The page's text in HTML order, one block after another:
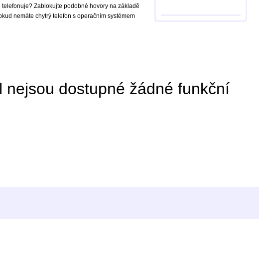
Zablokujte podobné hovory na základě
nemáte chytrý telefon s operačním systémem
dostupné žádné funkční